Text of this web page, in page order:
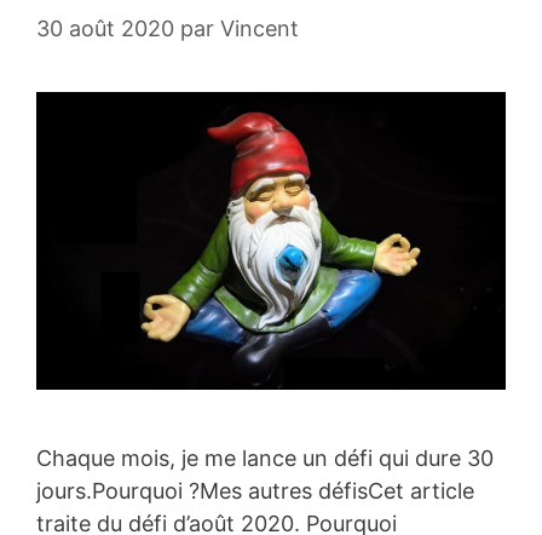
30 août 2020 par Vincent
Chaque mois, je me lance un défi qui dure 30
jours.Pourquoi ?Mes autres défisCet article
traite du défi d’août 2020. Pourquoi